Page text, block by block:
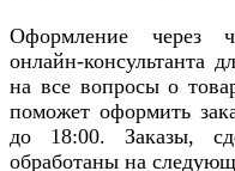
Оформление через
онлайн-консультанта
на все вопросы о
поможет оформить
до 18:00. Заказы,
обработаны на